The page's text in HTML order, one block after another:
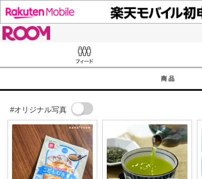
商品
#オリジナル写真